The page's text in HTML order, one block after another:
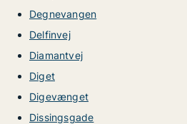
Degnevangen
Delfinvej
Diamantvej
Diget
Digevænget
Dissingsgade